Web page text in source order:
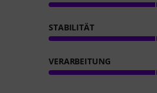
STABILITÄT
VERARBEITUNG